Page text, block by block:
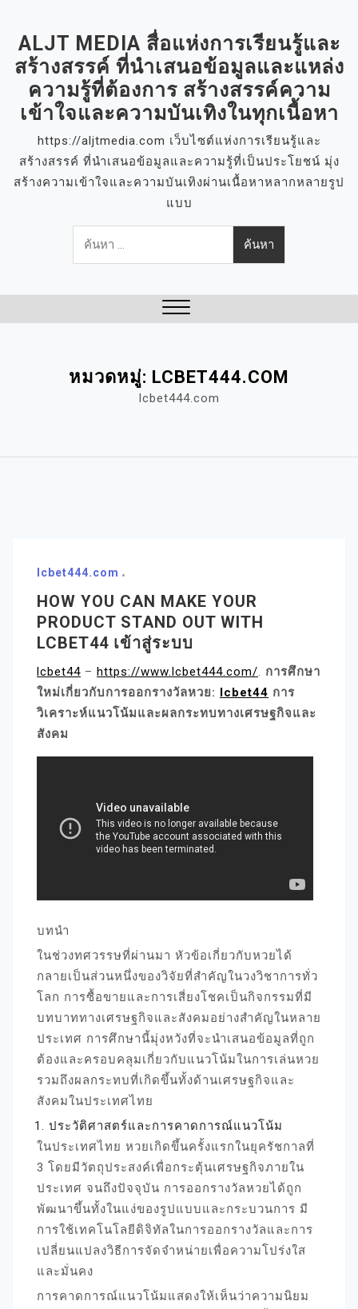
ALJT MEDIA สื่อแห่งการเรียนรู้และ
สร้างสรรค์ ที่นำเสนอข้อมูลและแหล่ง
ความรู้ที่ต้องการ สร้างสรรค์ความ
เข้าใจและความบันเทิงในทุกเนื้อหา
https://aljtmedia.com เว็บไซต์แห่งการเรียนรู้และ
สร้างสรรค์ ที่นำเสนอข้อมูลและความรู้ที่เป็นประโยชน์ มุ่ง
สร้างความเข้าใจและความบันเทิงผ่านเนื้อหาหลากหลายรูป
แบบ
ค้นหา
สำหรับ:
หมวดหมู่: LCBET444.COM
lcbet444.com
lcbet444.com
HOW YOU CAN MAKE YOUR
PRODUCT STAND OUT WITH
LCBET44 เข้าสู่ระบบ
lcbet44 – https://www.lcbet444.com/. การศึกษา
ใหม่เกี่ยวกับการออกรางวัลหวย: lcbet44 การ
วิเคราะห์แนวโน้มและผลกระทบทางเศรษฐกิจและ
สังคม
บทนำ
ในช่วงทศวรรษที่ผ่านมา หัวข้อเกี่ยวกับหวยได้
กลายเป็นส่วนหนึ่งของวิจัยที่สำคัญในวงวิชาการทั่ว
โลก การซื้อขายและการเสี่ยงโชคเป็นกิจกรรมที่มี
บทบาททางเศรษฐกิจและสังคมอย่างสำคัญในหลาย
ประเทศ การศึกษานี้มุ่งหวังที่จะนำเสนอข้อมูลที่ถูก
ต้องและครอบคลุมเกี่ยวกับแนวโน้มในการเล่นหวย
รวมถึงผลกระทบที่เกิดขึ้นทั้งด้านเศรษฐกิจและ
สังคมในประเทศไทย
ประวัติศาสตร์และการคาดการณ์แนวโน้ม
ในประเทศไทย หวยเกิดขึ้นครั้งแรกในยุครัชกาลที่
3 โดยมีวัตถุประสงค์เพื่อกระตุ้นเศรษฐกิจภายใน
ประเทศ จนถึงปัจจุบัน การออกรางวัลหวยได้ถูก
พัฒนาขึ้นทั้งในแง่ของรูปแบบและกระบวนการ มี
การใช้เทคโนโลยีดิจิทัลในการออกรางวัลและการ
เปลี่ยนแปลงวิธีการจัดจำหน่ายเพื่อความโปร่งใส
และมั่นคง
การคาดการณ์แนวโน้มแสดงให้เห็นว่าความนิยม